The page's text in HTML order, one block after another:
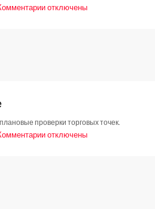
котключены
проверки торговых точек.
котключены